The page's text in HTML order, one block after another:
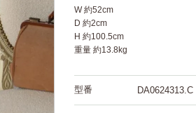
W 約52cm
D 約2cm
H 約100.5cm
重量 約13.8kg
型番 DA0624313.C